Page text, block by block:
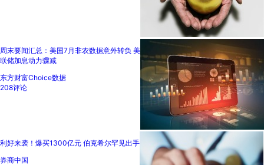
周末要闻汇总：美国7月非农数据意外转负 美
联储加息动力骤减
东方财富Choice数据
208评论
利好来袭！爆买1300亿元 伯克希尔罕见出手
券商中国